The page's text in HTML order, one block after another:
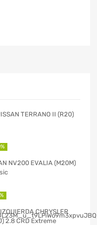
TERRANO II (R20)
NV200 EVALIA (M20M)
CHRYSLER
2.8 CRD Extreme